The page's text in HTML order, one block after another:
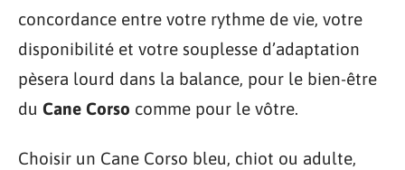
concordance entre votre rythme de vie, votre
disponibilité et votre souplesse d’adaptation
pèsera lourd dans la balance, pour le bien-être
du Cane Corso comme pour le vôtre.
Choisir un Cane Corso bleu, chiot ou adulte,